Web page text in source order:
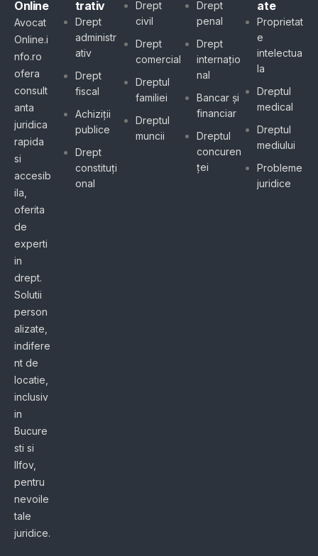
Online
Avocat
Online.i
nfo.ro
ofera
consult
anta
juridica
rapida
si
accesib
ila,
oferita
de
experti
in
drept.
Solutii
person
alizate,
indifere
nt de
locatie,
inclusiv
in
Bucure
sti si
Ilfov,
pentru
nevoile
tale
juridice.
trativ
Drept
administr
ativ
Drept
fiscal
Achiziții
publice
Drept
constituți
onal
Drept
civil
Drept
comercial
Dreptul
familiei
Dreptul
muncii
Drept
penal
Drept
internațio
nal
Bancar și
financiar
Dreptul
concuren
ței
ate
Proprietat
e
intelectua
la
Dreptul
medical
Dreptul
mediului
Probleme
juridice